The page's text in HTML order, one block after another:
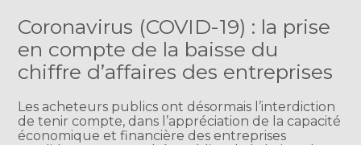
Coronavirus (COVID-19) : la prise
en compte de la baisse du
chiffre d’affaires des entreprises
Les acheteurs publics ont désormais l’interdiction
de tenir compte, dans l’appréciation de la capacité
économique et financière des entreprises